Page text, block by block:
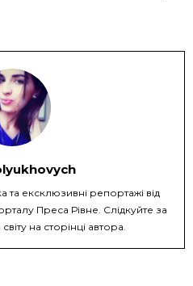
та ексклюзивні репортажі від
Преса Рівне. Слідкуйте за
на сторінці автора.